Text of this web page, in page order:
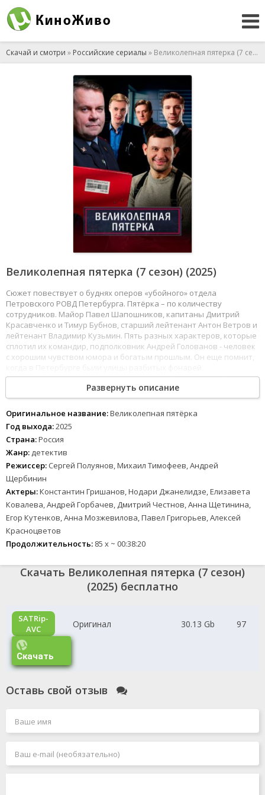
Скачай и смотри » Российские сериалы » Великолепная пятерка (7 сезон) (2025)
Великолепная пятерка (7 сезон) (2025)
Сюжет повествует о буднях оперов «убойного» отдела
Петровского РОВД Петербурга. Пятёрка – по количеству
сотрудников. Майор Павел Шапошников, капитаны Дмитрий
Красавченко и Тимур Бубнов, старший лейтенант Антон Ветров и
лейтенант Владимир Кузьмин. Пять разных характеров, которые
сплотил их командир, подполковник Андрей Голованов - человек
с хорошим чувством юмора и богатым прошлым. Он еще помнит,
Время изменилось: милиция стала полицией, город преобразился,
но человеческие страсти по-прежнему кипят вовсю. Месть,
зависть, страх, любострастие, корысть толкают одних на
преступления, а честь, совесть, справедливость и смелость
заставляют других противостоять злу. Герои «великолепной
пятёрки» наказывают зло ежедневно. Удивительно, но в этой
рутине у них остается время на любовь, дружбу и юмор.
Развернуть описание
Оригинальное название:Великолепная пятёрка
Год выхода:2025
Страна:Россия
Жанр: детектив
Режиссер: Сергей Полуянов, Михаил Тимофеев, Андрей
Щербинин
Актеры:Константин Гришанов, Нодари Джанелидзе, Елизавета
Ковалева, Андрей Горбачев, Дмитрий Честнов, Анна Щетинина,
Егор Кутенков, Анна Мозжевилова, Павел Григорьев, Алексей
Красноцветов
Продолжительность: 85 х ~ 00:38:20
Скачать Великолепная пятерка (7 сезон)
(2025) бесплатно
SATRip-
AVC
Оригинал 30.13 Gb 97
Скачать
Оставь свой отзыв